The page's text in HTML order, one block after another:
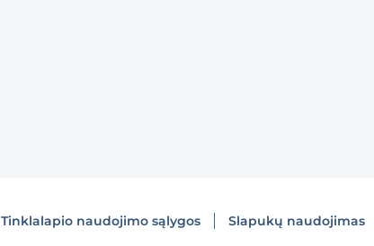
Tinklalapio naudojimo sąlygos Slapukų naudojimas